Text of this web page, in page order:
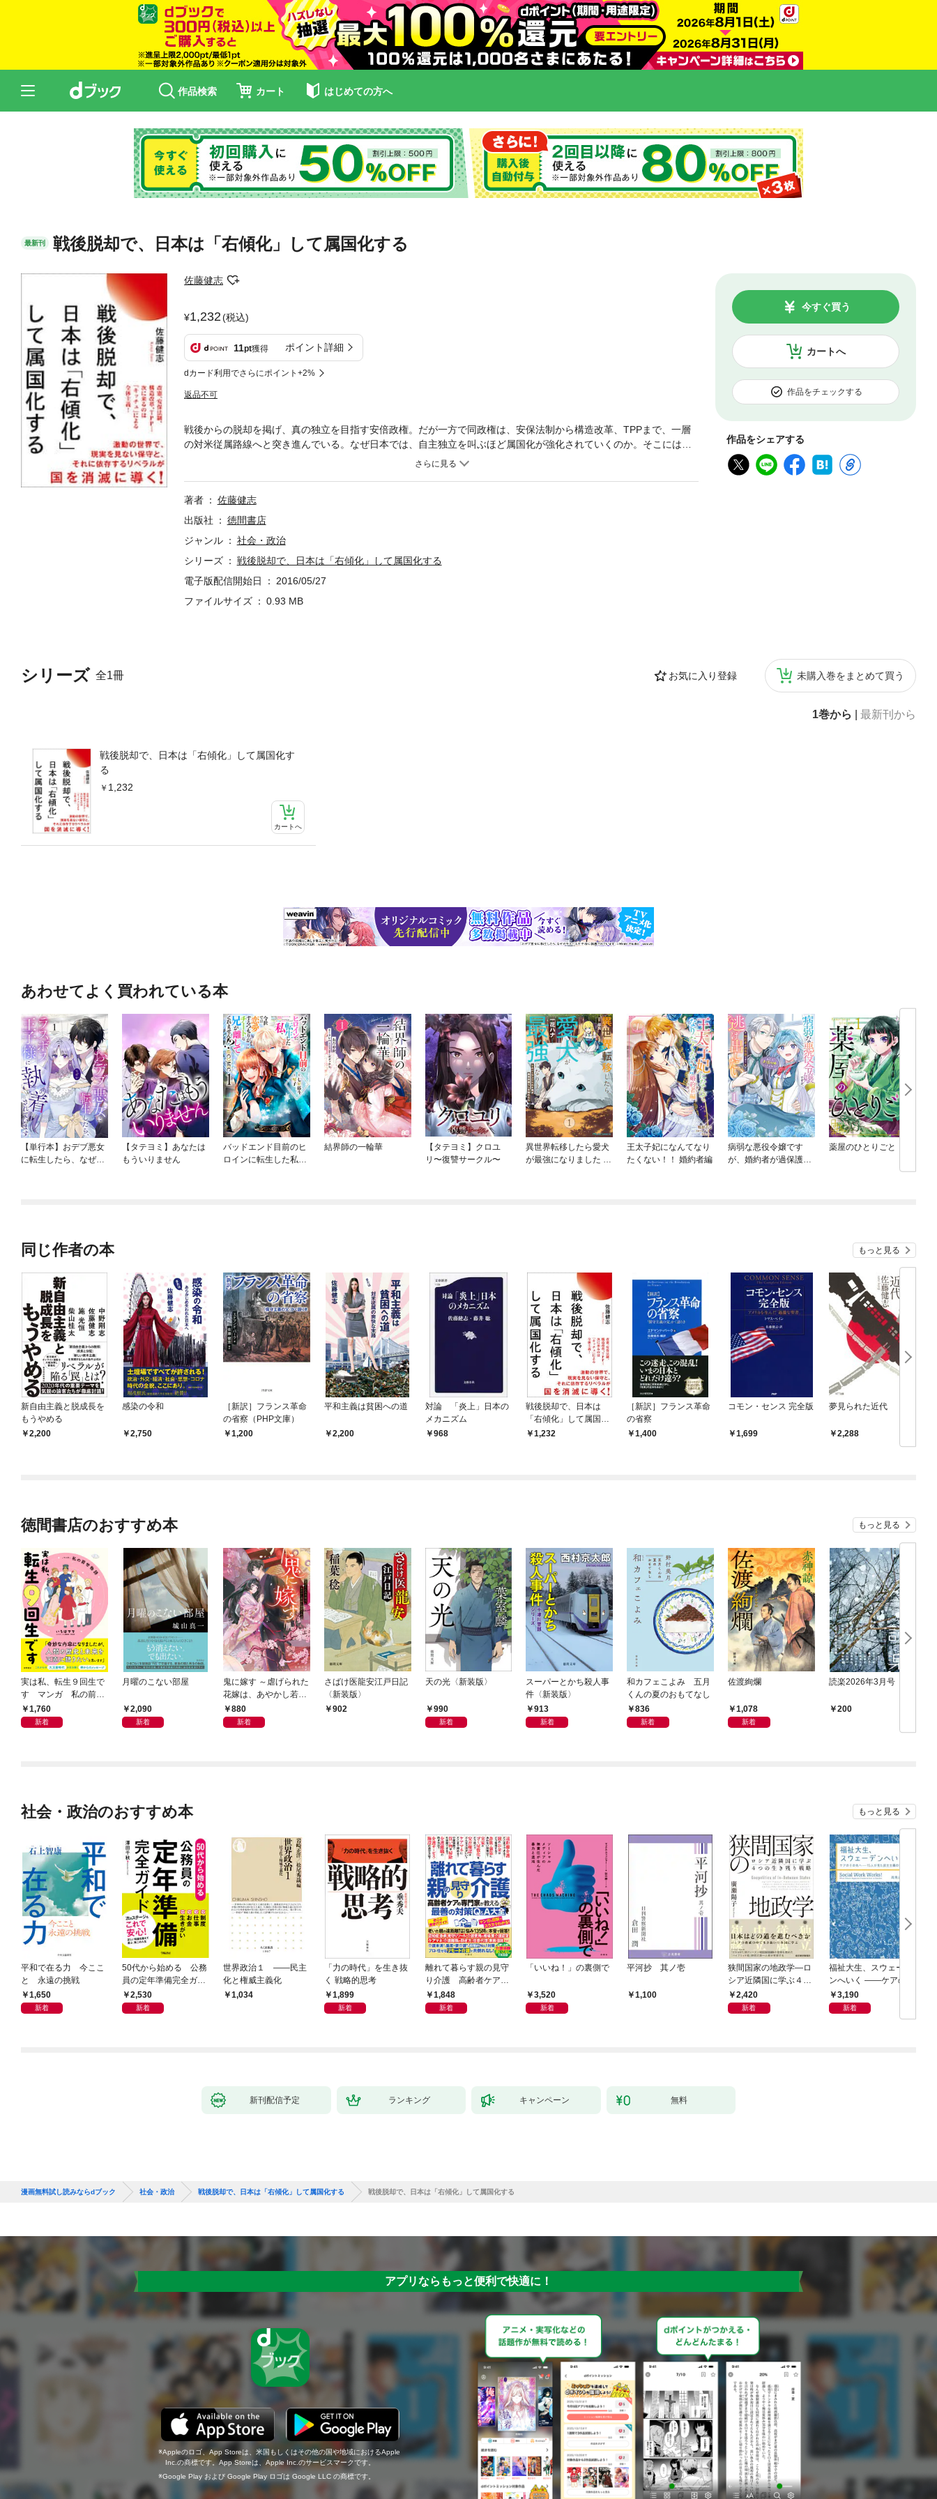
作品検索 カート はじめての方へ
最新刊 戦後脱却で、日本は「右傾化」して属国化する
佐藤健志
1,232(税込)
11pt獲得 ポイント詳細
dカード利用でさらにポイント+2%
返品不可
カートへ
今すぐ買う
作品をチェックする
作品をシェアする
シリーズ 全1冊 お気に入り登録 未購入巻をまとめて買う
1巻から 最新刊から
戦後脱却で、日本は「右傾化」して属国化す
る
1,232
カートへ
戦後からの脱却を掲げ、真の独立を目指す安倍政権。だが一方で同政権は、安保法制から構造改革、TPPまで、一層
の対米従属路線へと突き進んでいる。なぜ日本では、自主独立を叫ぶほど属国化が強化されていくのか。そこには現
実を見ない保守勢力と、それに依存するリベラルによる「キッチュ」(思考停止)という病理が隠されていた！ 日本の
著者
佐藤健志
出版社
徳間書店
ジャンル
社会・政治
シリーズ
戦後脱却で、日本は「右傾化」して属国化する
電子版配信開始日
2016/05/27
ファイルサイズ
0.93 MB
あわせてよく買われている本
【単行本】おデブ悪女
に転生したら、なぜか
【タテヨミ】あなたは
もういりません
バッドエンド目前のヒ
ロインに転生した私、
結界師の一輪華
【タテヨミ】クロユ
リ〜復讐サークル〜
異世界転移したら愛犬
が最強になりました ～
王太子妃になんてなり
たくない！！ 婚約者編
病弱な悪役令嬢です
が、婚約者が過保護す
薬屋のひとりごと
同じ作者の本 もっと見る
新自由主義と脱成長を
もうやめる
2,200
感染の令和
2,750
［新訳］フランス革命
の省察（PHP文庫）
1,200
平和主義は貧困への道
2,200
対論 「炎上」日本の
メカニズム
968
戦後脱却で、日本は
「右傾化」して属国化
する1,232
［新訳］フランス革命
の省察
1,400
コモン・センス 完全版
1,699
夢見られた近代
2,288
徳間書店のおすすめ本 もっと見る
実は私、転生９回生で
す マンガ 私の前世
物語1,760
新着
月曜のこない部屋
2,090
新着
鬼に嫁す ～虐げられた
花嫁は、あやかし若頭
に溺愛される～
880
新着
さばけ医龍安江戸日記
〈新装版〉
902
天の光〈新装版〉
990
新着
スーパーとかち殺人事
件〈新装版〉
913
新着
和カフェこよみ 五月
くんの夏のおもてなし
836
新着
佐渡絢爛
1,078
新着
読楽2026年3月号
200
社会・政治のおすすめ本 もっと見る
平和で在る力 今ここ
と 永遠の挑戦
1,650
新着
50代から始める 公務
員の定年準備完全ガイ
ド2,530
新着
世界政治１ ――民主
化と権威主義化
1,034
「力の時代」を生き抜
く 戦略的思考
1,899
新着
離れて暮らす親の見守
り介護 高齢者ケアの
専門家が教える最善の
対策Q＆A大全
1,848
新着
「いいね！」の裏側で
3,520
新着
平河抄 其ノ壱
1,100
狭間国家の地政学―ロ
シア近隣国に学ぶ４つ
の生き残り戦略
2,420
新着
福祉大生、スウェーデ
ンへいく ――ケアのそ
の先へ――15人が見た
民主主義の景色――
3,190
新着
新刊配信予定 ランキング キャンペーン 無料
漫画無料試し読みならdブック 社会・政治 戦後脱却で、日本は「右傾化」して属国化する 戦後脱却で、日本は「右傾化」して属国化する
アプリならもっと便利で快適に！
Appleのロゴ、App Storeは、米国もしくはその他の国や地域におけるApple
Inc.の商標です。App Storeは、Apple Inc.のサービスマークです。
Google Play および Google Play ロゴは Google LLC の商標です。